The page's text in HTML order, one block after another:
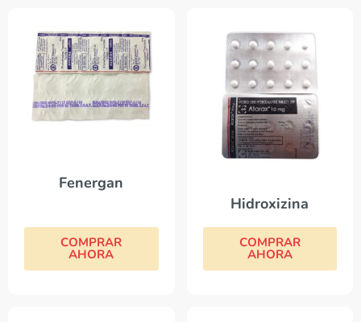
Fenergan
COMPRAR
AHORA
Hidroxizina
COMPRAR
AHORA